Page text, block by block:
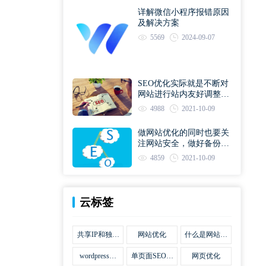
详解微信小程序报错原因
及解决方案
5569 2024-09-07
SEO优化实际就是不断对
网站进行站内友好调整直
到符合优化规则
4988 2021-10-09
做网站优化的同时也要关
注网站安全，做好备份工
作 4859 2021-10-09
云标签
共享IP和独立
网站优化
什么是网站优
wordpress网
单页面SEO网
网页优化